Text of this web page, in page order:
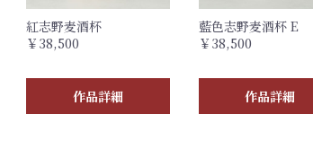
紅志野麦酒杯
￥38,500
作品詳細
藍色志野麦酒杯 E
￥38,500
作品詳細